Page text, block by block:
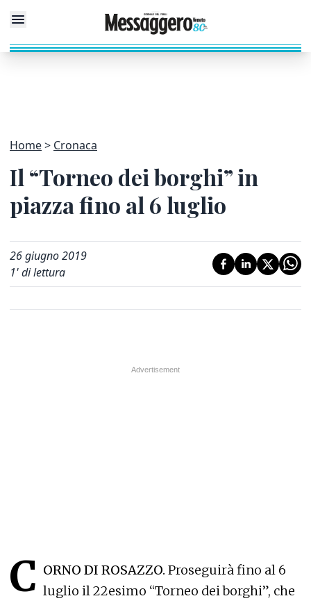
Home Cronaca
Il “Torneo dei borghi” in
piazza fino al 6 luglio
26 giugno 2019
1' di lettura
C ORNO DI ROSAZZO. Proseguirà fino al 6
luglio il 22esimo “Torneo dei borghi”, che